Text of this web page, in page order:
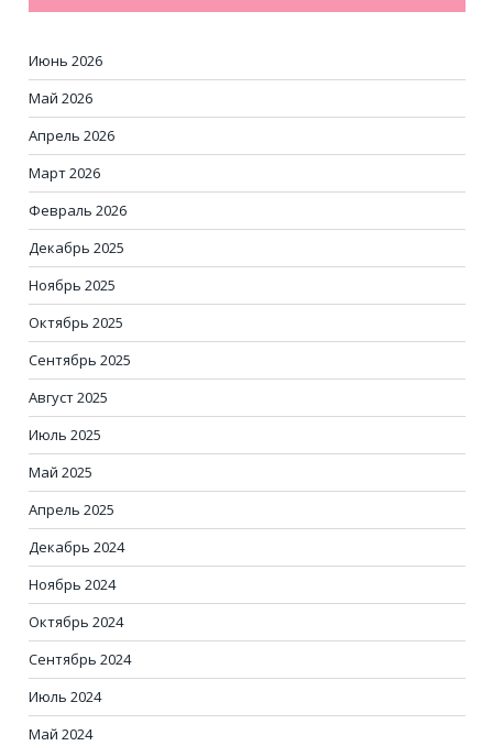
Июнь 2026
Май 2026
Апрель 2026
Март 2026
Февраль 2026
Декабрь 2025
Ноябрь 2025
Октябрь 2025
Сентябрь 2025
Август 2025
Июль 2025
Май 2025
Апрель 2025
Декабрь 2024
Ноябрь 2024
Октябрь 2024
Сентябрь 2024
Июль 2024
Май 2024